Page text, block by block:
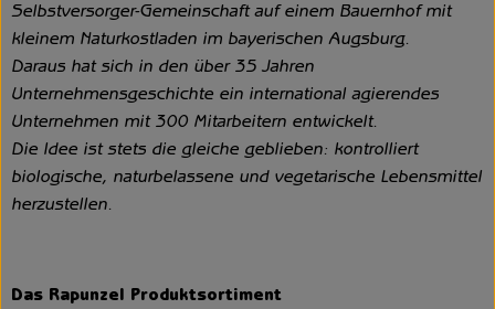
Selbstversorger-Gemeinschaft auf einem Bauernhof mit
kleinem Naturkostladen im bayerischen Augsburg.
Daraus hat sich in den über 35 Jahren
Unternehmensgeschichte ein international agierendes
Unternehmen mit 300 Mitarbeitern entwickelt.
Die Idee ist stets die gleiche geblieben: kontrolliert
biologische, naturbelassene und vegetarische Lebensmittel
herzustellen.
Das Rapunzel Produktsortiment